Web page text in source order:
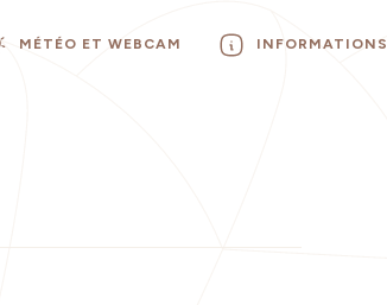
MÉTÉO ET WEBCAM INFORMATIONS